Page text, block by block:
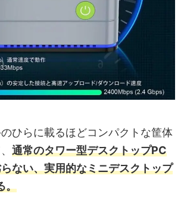
ひらに載るほどコンパクトな筐体
通常のタワー型デスクトップPC
ない、実用的なミニデスクトップ
。